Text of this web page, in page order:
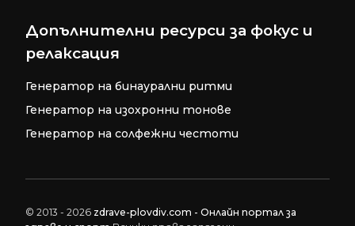
Допълнителни ресурси за фокус и
релаксация
Генератор на бинаурални ритми
Генератор на изохронни тонове
Генератор на солфежни честоти
© 2013 - 2026 zdrave-plovdiv.com - Онлайн портал за